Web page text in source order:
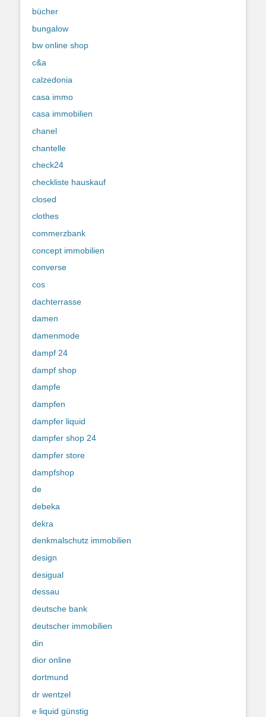
bücher
bungalow
bw online shop
c&a
calzedonia
casa immo
casa immobilien
chanel
chantelle
check24
checkliste hauskauf
closed
clothes
commerzbank
concept immobilien
converse
cos
dachterrasse
damen
damenmode
dampf 24
dampf shop
dampfe
dampfen
dampfer liquid
dampfer shop 24
dampfer store
dampfshop
de
debeka
dekra
denkmalschutz immobilien
design
desigual
dessau
deutsche bank
deutscher immobilien
din
dior online
dortmund
dr wentzel
e liquid günstig